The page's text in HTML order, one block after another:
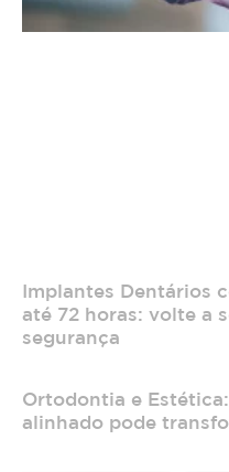
Implantes Dentários
até 72 horas: volte a
segurança
Ortodontia e
alinhado pode